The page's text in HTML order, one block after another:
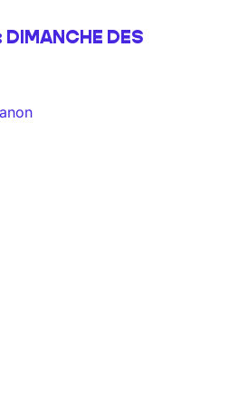
DIMANCHE DES